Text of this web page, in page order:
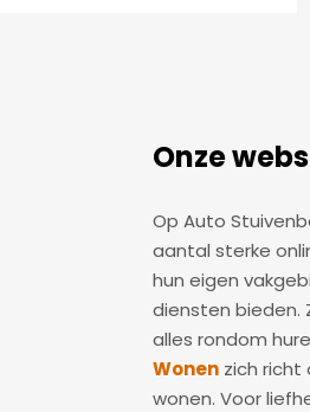
Onze
Op Auto
aantal sterke
hun eigen
diensten bieden.
alles rondom
Wonen zich richt
wonen. Voor